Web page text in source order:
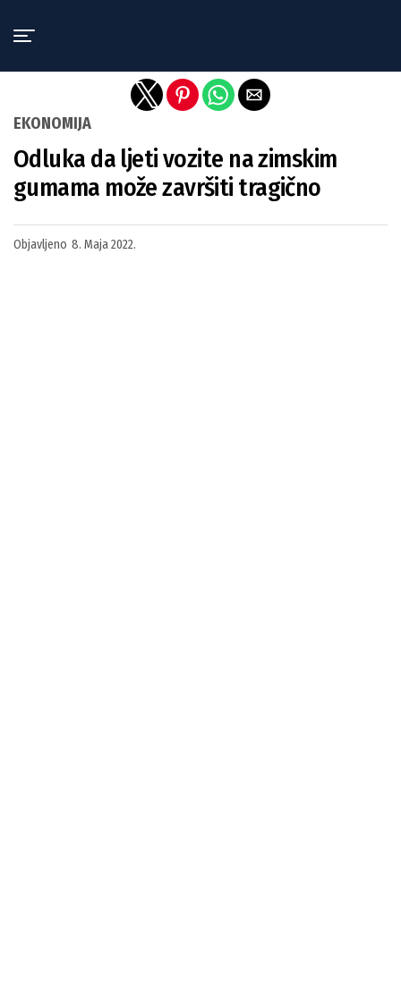
EKONOMIJA
Odluka da ljeti vozite na zimskim
gumama može završiti tragično
Objavljeno 8. Maja 2022.